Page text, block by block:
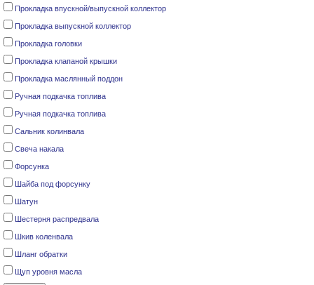
Прокладка впускной/выпускной коллектор
Прокладка выпускной коллектор
Прокладка головки
Прокладка клапаной крышки
Прокладка маслянный поддон
Ручная подкачка топлива
Ручная подкачка топлива
Сальник колинвала
Свеча накала
Форсунка
Шайба под форсунку
Шатун
Шестерня распредвала
Шкив коленвала
Шланг обратки
Щуп уровня масла